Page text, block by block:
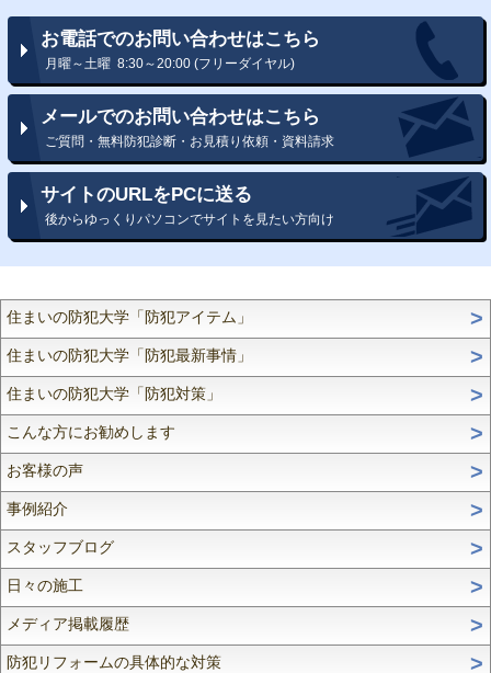
お電話でのお問い合わせはこちら
月曜～土曜 8:30～20:00 (フリーダイヤル)
メールでのお問い合わせはこちら
ご質問・無料防犯診断・お見積り依頼・資料請求
サイトのURLをPCに送る
後からゆっくりパソコンでサイトを見たい方向け
住まいの防犯大学「防犯アイテム」
住まいの防犯大学「防犯最新事情」
住まいの防犯大学「防犯対策」
こんな方にお勧めします
お客様の声
事例紹介
スタッフブログ
日々の施工
メディア掲載履歴
防犯リフォームの具体的な対策